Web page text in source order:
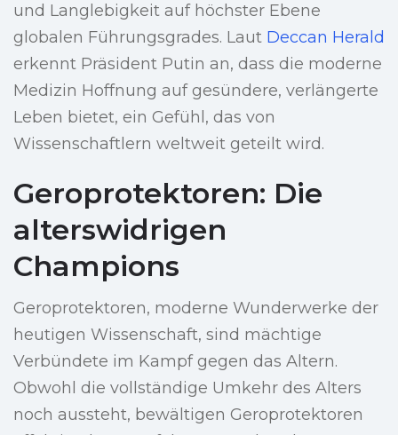
und Langlebigkeit auf höchster Ebene
globalen Führungsgrades. Laut Deccan Herald
erkennt Präsident Putin an, dass die moderne
Medizin Hoffnung auf gesündere, verlängerte
Leben bietet, ein Gefühl, das von
Wissenschaftlern weltweit geteilt wird.
Geroprotektoren: Die
alterswidrigen
Champions
Geroprotektoren, moderne Wunderwerke der
heutigen Wissenschaft, sind mächtige
Verbündete im Kampf gegen das Altern.
Obwohl die vollständige Umkehr des Alters
noch aussteht, bewältigen Geroprotektoren